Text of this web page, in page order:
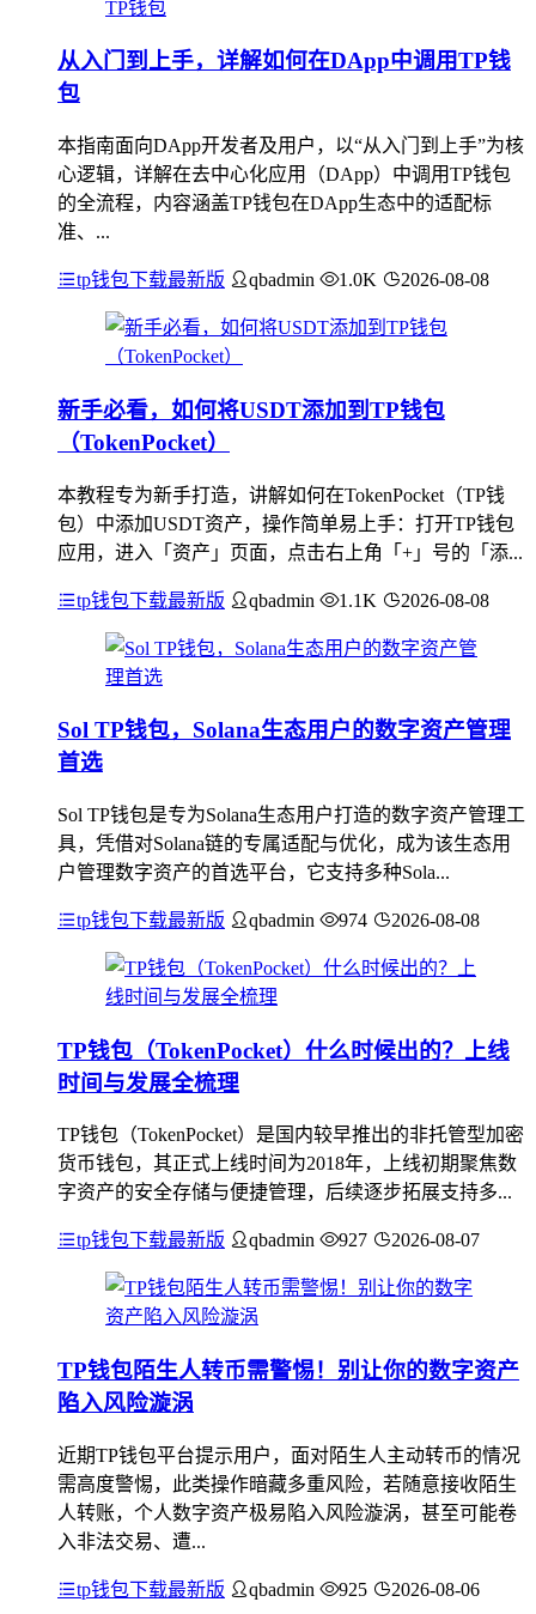
从入门到上手，详解如何在DApp中调用TP钱
包
本指南面向DApp开发者及用户，以“从入门到上手”为核
心逻辑，详解在去中心化应用（DApp）中调用TP钱包
的全流程，内容涵盖TP钱包在DApp生态中的适配标
准、...
tp钱包下载最新版 qbadmin 1.0K 2026-08-08
新手必看，如何将USDT添加到TP钱包
（TokenPocket）
本教程专为新手打造，讲解如何在TokenPocket（TP钱
包）中添加USDT资产，操作简单易上手：打开TP钱包
应用，进入「资产」页面，点击右上角「+」号的「添...
tp钱包下载最新版 qbadmin 1.1K 2026-08-08
Sol TP钱包，Solana生态用户的数字资产管理
首选
Sol TP钱包是专为Solana生态用户打造的数字资产管理工
具，凭借对Solana链的专属适配与优化，成为该生态用
户管理数字资产的首选平台，它支持多种Sola...
tp钱包下载最新版 qbadmin 974 2026-08-08
TP钱包（TokenPocket）什么时候出的？上线
时间与发展全梳理
TP钱包（TokenPocket）是国内较早推出的非托管型加密
货币钱包，其正式上线时间为2018年，上线初期聚焦数
字资产的安全存储与便捷管理，后续逐步拓展支持多...
tp钱包下载最新版 qbadmin 927 2026-08-07
TP钱包陌生人转币需警惕！别让你的数字资产
陷入风险漩涡
近期TP钱包平台提示用户，面对陌生人主动转币的情况
需高度警惕，此类操作暗藏多重风险，若随意接收陌生
人转账，个人数字资产极易陷入风险漩涡，甚至可能卷
入非法交易、遭...
tp钱包下载最新版 qbadmin 925 2026-08-06